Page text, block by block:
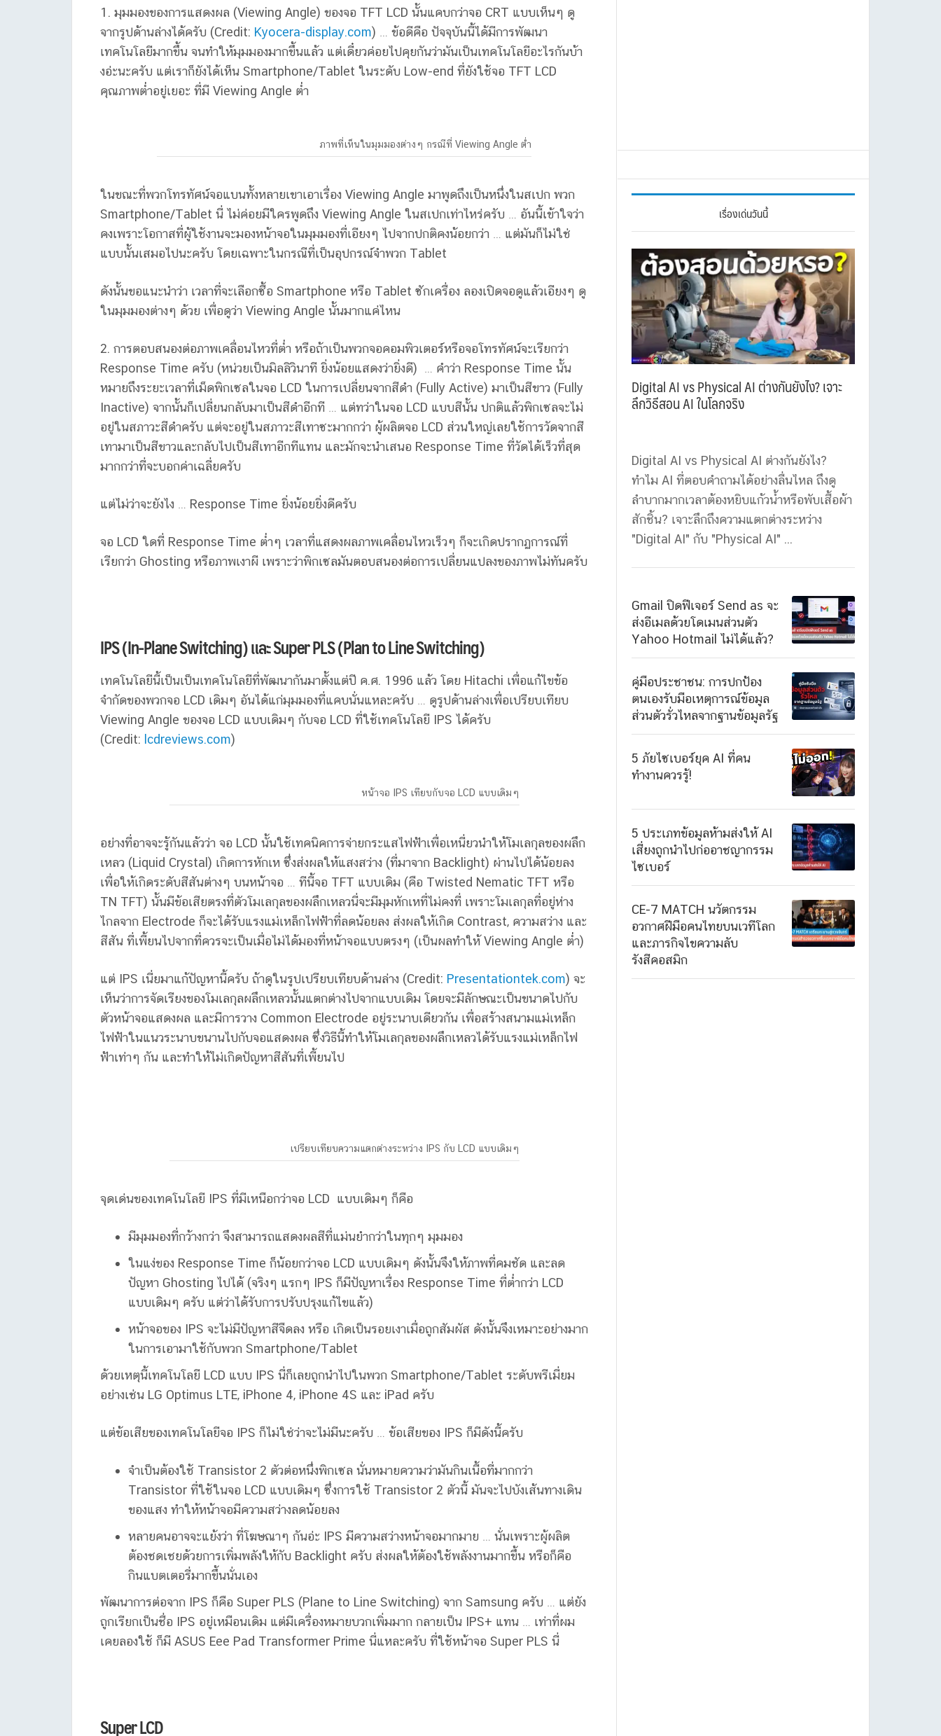
1. มุมมองของการแสดงผล (Viewing Angle) ของจอ TFT LCD นั้นแคบกว่าจอ CRT แบบเห็นๆ ดู
จากรูปด้านล่างได้ครับ (Credit: Kyocera-display.com) … ข้อดีคือ ปัจจุบันนี้ได้มีการพัฒนา
เทคโนโลยีมากขึ้น จนทำให้มุมมองมากขึ้นแล้ว แต่เดี๋ยวค่อยไปคุยกันว่ามันเป็นเทคโนโลยีอะไรกันบ้า
งอ่ะนะครับ แต่เราก็ยังได้เห็น Smartphone/Tablet ในระดับ Low-end ที่ยังใช้จอ TFT LCD
คุณภาพต่ำอยู่เยอะ ที่มี Viewing Angle ต่ำ
ภาพที่เห็นในมุมมองต่างๆ กรณีที่ Viewing Angle ต่ำ
ในขณะที่พวกโทรทัศน์จอแบนทั้งหลายเขาเอาเรื่อง Viewing Angle มาพูดถึงเป็นหนึ่งในสเปก พวก
Smartphone/Tablet นี่ ไม่ค่อยมีใครพูดถึง Viewing Angle ในสเปกเท่าไหร่ครับ … อันนี้เข้าใจว่า
คงเพราะโอกาสที่ผู้ใช้งานจะมองหน้าจอในมุมมองที่เอียงๆ ไปจากปกติคงน้อยกว่า … แต่มันก็ไม่ใช่
แบบนั้นเสมอไปนะครับ โดยเฉพาะในกรณีที่เป็นอุปกรณ์จำพวก Tablet
ดังนั้นขอแนะนำว่า เวลาที่จะเลือกซื้อ Smartphone หรือ Tablet ซักเครื่อง ลองเปิดจอดูแล้วเอียงๆ ดู
ในมุมมองต่างๆ ด้วย เพื่อดูว่า Viewing Angle นั้นมากแค่ไหน
2. การตอบสนองต่อภาพเคลื่อนไหวที่ต่ำ หรือถ้าเป็นพวกจอคอมพิวเตอร์หรือจอโทรทัศน์จะเรียกว่า
Response Time ครับ (หน่วยเป็นมิลลิวินาที ยิ่งน้อยแสดงว่ายิ่งดี) … คำว่า Response Time นั้น
หมายถึงระยะเวลาที่เม็ดพิกเซลในจอ LCD ในการเปลี่ยนจากสีดำ (Fully Active) มาเป็นสีขาว (Fully
Inactive) จากนั้นก็เปลี่ยนกลับมาเป็นสีดำอีกที … แต่ทว่าในจอ LCD แบบสีนั้น ปกติแล้วพิกเซลจะไม่
อยู่ในสภาวะสีดำครับ แต่จะอยู่ในสภาวะสีเทาซะมากกว่า ผู้ผลิตจอ LCD ส่วนใหญ่เลยใช้การวัดจากสี
เทามาเป็นสีขาวและกลับไปเป็นสีเทาอีกทีแทน และมักจะนำเสนอ Response Time ที่วัดได้เร็วที่สุด
มากกว่าที่จะบอกค่าเฉลี่ยครับ
แต่ไม่ว่าจะยังไง … Response Time ยิ่งน้อยยิ่งดีครับ
จอ LCD ใดที่ Response Time ต่ำๆ เวลาที่แสดงผลภาพเคลื่อนไหวเร็วๆ ก็จะเกิดปรากฏการณ์ที่
เรียกว่า Ghosting หรือภาพเงาผี เพราะว่าพิกเซลมันตอบสนองต่อการเปลี่ยนแปลงของภาพไม่ทันครับ
IPS (In-Plane Switching) และ Super PLS (Plan to Line Switching)
เทคโนโลยีนี้เป็นเป็นเทคโนโลยีที่พัฒนากันมาตั้งแต่ปี ค.ศ. 1996 แล้ว โดย Hitachi เพื่อแก้ไขข้อ
จำกัดของพวกจอ LCD เดิมๆ อันได้แก่มุมมองที่แคบนั่นแหละครับ … ดูรูปด้านล่างเพื่อเปรียบเทียบ
Viewing Angle ของจอ LCD แบบเดิมๆ กับจอ LCD ที่ใช้เทคโนโลยี IPS ได้ครับ
(Credit: lcdreviews.com)
หน้าจอ IPS เทียบกับจอ LCD แบบเดิมๆ
อย่างที่อาจจะรู้กันแล้วว่า จอ LCD นั้นใช้เทคนิคการจ่ายกระแสไฟฟ้าเพื่อเหนี่ยวนำให้โมเลกุลของผลึก
เหลว (Liquid Crystal) เกิดการหักเห ซึ่งส่งผลให้แสงสว่าง (ที่มาจาก Backlight) ผ่านไปได้น้อยลง
เพื่อให้เกิดระดับสีสันต่างๆ บนหน้าจอ … ทีนี้จอ TFT แบบเดิม (คือ Twisted Nematic TFT หรือ
TN TFT) นั้นมีข้อเสียตรงที่ตัวโมเลกุลของผลึกเหลวนี่จะมีมุมหักเหที่ไม่คงที่ เพราะโมเลกุลที่อยู่ห่าง
ไกลจาก Electrode ก็จะได้รับแรงแม่เหล็กไฟฟ้าที่ลดน้อยลง ส่งผลให้เกิด Contrast, ความสว่าง และ
สีสัน ที่เพี้ยนไปจากที่ควรจะเป็นเมื่อไม่ได้มองที่หน้าจอแบบตรงๆ (เป็นผลทำให้ Viewing Angle ต่ำ)
แต่ IPS เนี่ยมาแก้ปัญหานี้ครับ ถ้าดูในรูปเปรียบเทียบด้านล่าง (Credit: Presentationtek.com) จะ
เห็นว่าการจัดเรียงของโมเลกุลผลึกเหลวนั้นแตกต่างไปจากแบบเดิม โดยจะมีลักษณะเป็นขนาดไปกับ
ตัวหน้าจอแสดงผล และมีการวาง Common Electrode อยู่ระนาบเดียวกัน เพื่อสร้างสนามแม่เหล็ก
ไฟฟ้าในแนวระนาบขนานไปกับจอแสดงผล ซึ่งวิธีนี้ทำให้โมเลกุลของผลึกเหลวได้รับแรงแม่เหล็กไฟ
ฟ้าเท่าๆ กัน และทำให้ไม่เกิดปัญหาสีสันที่เพี้ยนไป
เปรียบเทียบความแตกต่างระหว่าง IPS กับ LCD แบบเดิมๆ
จุดเด่นของเทคโนโลยี IPS ที่มีเหนือกว่าจอ LCD แบบเดิมๆ ก็คือ
มีมุมมองที่กว้างกว่า จึงสามารถแสดงผลสีที่แม่นยำกว่าในทุกๆ มุมมอง
ในแง่ของ Response Time ก็น้อยกว่าจอ LCD แบบเดิมๆ ดังนั้นจึงให้ภาพที่คมชัด และลด
ปัญหา Ghosting ไปได้ (จริงๆ แรกๆ IPS ก็มีปัญหาเรื่อง Response Time ที่ต่ำกว่า LCD
แบบเดิมๆ ครับ แต่ว่าได้รับการปรับปรุงแก้ไขแล้ว)
หน้าจอของ IPS จะไม่มีปัญหาสีจืดลง หรือ เกิดเป็นรอยเงาเมื่อถูกสัมผัส ดังนั้นจึงเหมาะอย่างมาก
ในการเอามาใช้กับพวก Smartphone/Tablet
ด้วยเหตุนี้เทคโนโลยี LCD แบบ IPS นี่ก็เลยถูกนำไปในพวก Smartphone/Tablet ระดับพรีเมี่ยม
อย่างเช่น LG Optimus LTE, iPhone 4, iPhone 4S และ iPad ครับ
แต่ข้อเสียของเทคโนโลยีจอ IPS ก็ไม่ใช่ว่าจะไม่มีนะครับ … ข้อเสียของ IPS ก็มีดังนี้ครับ
จำเป็นต้องใช้ Transistor 2 ตัวต่อหนึ่งพิกเซล นั่นหมายความว่ามันกินเนื้อที่มากกว่า
Transistor ที่ใช้ในจอ LCD แบบเดิมๆ ซึ่งการใช้ Transistor 2 ตัวนี้ มันจะไปบังเส้นทางเดิน
ของแสง ทำให้หน้าจอมีความสว่างลดน้อยลง
หลายคนอาจจะแย้งว่า ที่โฆษณาๆ กันอ่ะ IPS มีความสว่างหน้าจอมากมาย … นั่นเพราะผู้ผลิต
ต้องชดเชยด้วยการเพิ่มพลังให้กับ Backlight ครับ ส่งผลให้ต้องใช้พลังงานมากขึ้น หรือก็คือ
กินแบตเตอรี่มากขึ้นนั่นเอง
พัฒนาการต่อจาก IPS ก็คือ Super PLS (Plane to Line Switching) จาก Samsung ครับ … แต่ยัง
ถูกเรียกเป็นชื่อ IPS อยู่เหมือนเดิม แต่มีเครื่องหมายบวกเพิ่มมาก กลายเป็น IPS+ แทน … เท่าที่ผม
เคยลองใช้ ก็มี ASUS Eee Pad Transformer Prime นี่แหละครับ ที่ใช้หน้าจอ Super PLS นี่
Super LCD
เรื่องเด่นวันนี้
Digital AI vs Physical AI ต่างกันยังไง? เจาะ
ลึกวิธีสอน AI ในโลกจริง
Digital AI vs Physical AI ต่างกันยังไง?
ทำไม AI ที่ตอบคำถามได้อย่างลื่นไหล ถึงดู
ลำบากมากเวลาต้องหยิบแก้วน้ำหรือพับเสื้อผ้า
สักชิ้น? เจาะลึกถึงความแตกต่างระหว่าง
"Digital AI" กับ "Physical AI" ...
Gmail ปิดฟีเจอร์ Send as จะ
ส่งอีเมลด้วยโดเมนส่วนตัว
Yahoo Hotmail ไม่ได้แล้ว?
คู่มือประชาชน: การปกป้อง
ตนเองรับมือเหตุการณ์ข้อมูล
ส่วนตัวรั่วไหลจากฐานข้อมูลรัฐ
5 ภัยไซเบอร์ยุค AI ที่คน
ทำงานควรรู้!
5 ประเภทข้อมูลห้ามส่งให้ AI
เสี่ยงถูกนำไปก่ออาชญากรรม
ไซเบอร์
CE-7 MATCH นวัตกรรม
อวกาศฝีมือคนไทยบนเวทีโลก
และภารกิจไขความลับ
รังสีคอสมิก